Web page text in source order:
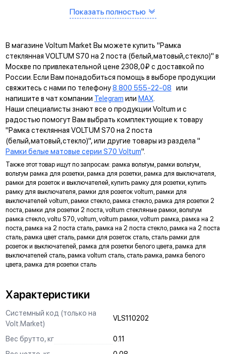
Помогают упростить процесс монтажа и гарантируют
прочное соединение между клеммой и проводом.
Обеспечивает быстрое и легкое соединение механизма с
рамкой. Восемь фиксаторов по периметру нивелируют
неровности стены и надежно удерживают конструкцию.
УНИВЕРСАЛЬНЫЙ МОНТАЖ
Суппорт поддерживает установку механизма в
многопостовые рамки как по горизонтали, так и по вертикали.
ДИАГОНАЛЬНЫЕ ОТВЕРСТИЯ СУППОРТА
Предназначены для удобного крепления механизмов в
подрозетников.
МАРКИРОВКА
Метка для точного определения длины зачистки изоляции
проводов, упрощающая и ускоряющая процесс монтажа.
АНКЕРНОЕ КРЕПЛЕНИЕ
Надежно фиксирует механизм в подрозетнике, не мешая
монтажу и не выпадая из свободного положения.
повреждений при установке, обеспечивая безопасную
эксплуатацию и исключая вероятность замыкания на детали
корпуса.
КРЕПЛЕНИЕ "ШИП-ПАЗ"
Ускоряет процесс монтажа и регулировки горизонта в
Показать полностью
В магазине Voltum Market Вы можете купить "Рамка
стеклянная VOLTUM S70 на 2 поста (белый,матовый,стекло)" в
Москве по привлекательной цене 2308,0₽ с доставкой по
России. Если Вам понадобиться помощь в выборе продукции
свяжитесь с нами по телефону8 800 555-22-08 или
напишите в чат компании Telegram или MAX.
Наши специалисты знают все о продукции Voltum и с
радостью помогут Вам выбрать комплектующие к товару
"Рамка стеклянная VOLTUM S70 на 2 поста
(белый,матовый,стекло)", или другие товары из раздела "
Рамки белые матовые серии S70 Voltum".
Также этот товар ищут по запросам: рамка вольтум, рамки вольтум,
вольтум рамка для розетки, рамка для розетки, рамка для выключателя,
рамки для розеток и выключателей, купить рамку для розетки, купить
рамку для выключателя, рамки для розеток voltum, рамки для
выключателей voltum, рамки стекло, рамка стекло, рамка для розетки 2
поста, рамки для розетки 2 поста, voltum стекляные рамки, вольтум
рамка стекло, voltu S70, voltum, voltum рамки, voltum рамка, рамка на 2
поста, рамка на 2 поста сталь, рамка на 2 поста стекло, рамка на 2 поста
сталь, рамка цвет сталь, рамки для розеток сталь, сталь рамки для
розеток и выключателей, рамка для розетки белого цвета, рамка для
выключателей сталь, рамка voltum сталь, сталь рамка, рамка белого
цвета, рамка для розетки сталь
Характеристики
Системный код (только на
Volt.Market)
VLS110202
Вес брутто, кг
0.11